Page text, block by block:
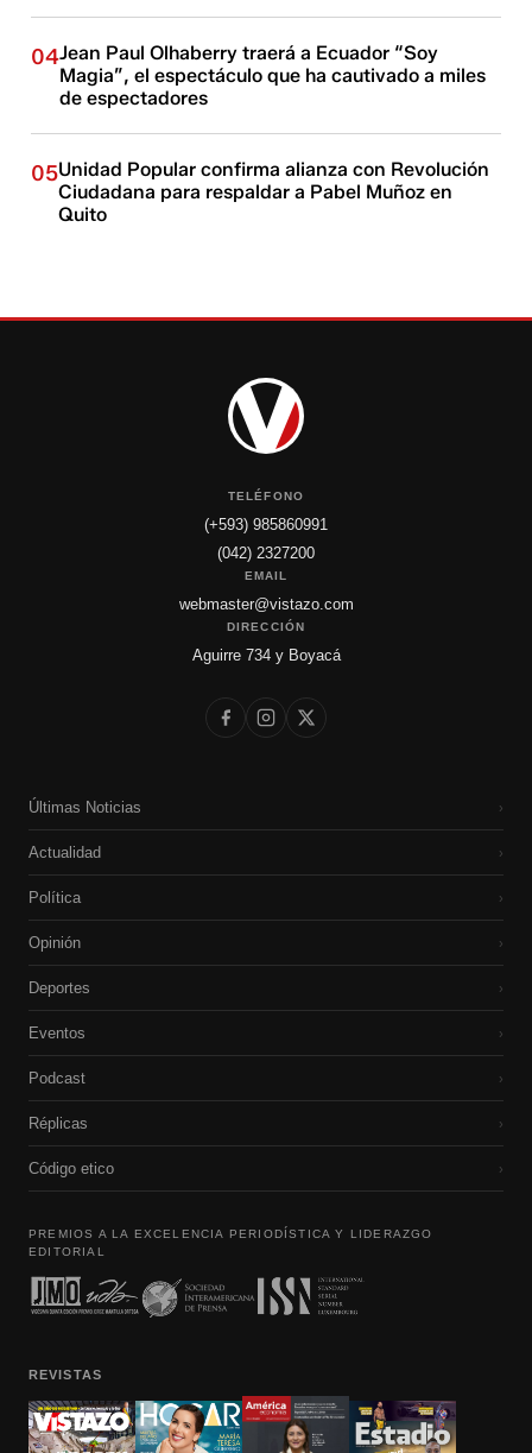
04Jean Paul Olhaberry traerá a Ecuador “Soy
Magia”, el espectáculo que ha cautivado a miles
de espectadores
05Unidad Popular confirma alianza con Revolución
Ciudadana para respaldar a Pabel Muñoz en
Quito
TELÉFONO
(+593) 985860991
(042) 2327200
EMAIL
webmaster@vistazo.com
DIRECCIÓN
Aguirre 734 y Boyacá
Últimas Noticias ›
Actualidad ›
Política ›
Opinión ›
Deportes ›
Eventos ›
Podcast ›
Réplicas ›
Código etico ›
PREMIOS A LA EXCELENCIA PERIODÍSTICA Y LIDERAZGO
EDITORIAL
REVISTAS